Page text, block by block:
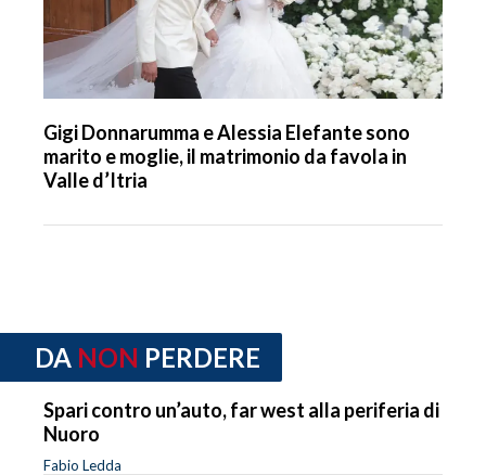
Gigi Donnarumma e Alessia Elefante sono
marito e moglie, il matrimonio da favola in
Valle d’Itria
DA NON PERDERE
Spari contro un’auto, far west alla periferia di
Nuoro
Fabio Ledda